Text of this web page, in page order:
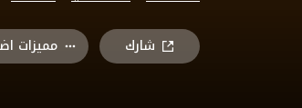
شارك مميزات